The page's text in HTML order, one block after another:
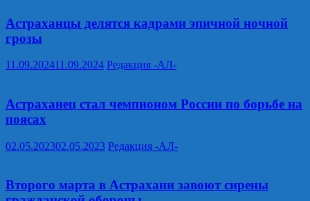
Астраханцы делятся кадрами эпичной ночной
грозы
11.09.202411.09.2024 Редакция -АЛ-
Астраханец стал чемпионом России по борьбе на
поясах
02.05.202302.05.2023 Редакция -АЛ-
Второго марта в Астрахани завоют сирены